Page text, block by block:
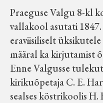
Praeguse Valgu 8-kl
vallakool asutati
eraviisiliselt
määral ka kirjutamist
Enne Valgusse
kirikuõpetaja C. E.
sealses köstrikoolis H.